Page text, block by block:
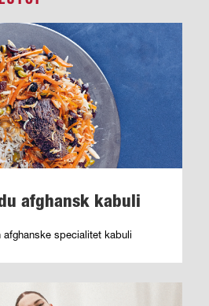
afghansk kabuli
specialitet kabuli